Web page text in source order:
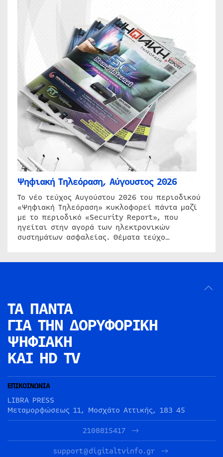
Ψηφιακή Τηλεόραση, Αύγουστος 2026
Το νέο τεύχος Αυγούστου 2026 του περιοδικού
«Ψηφιακή Τηλεόραση» κυκλοφορεί πάντα μαζί
με το περιοδικό «Security Report», που
ηγείται στην αγορά των ηλεκτρονικών
συστημάτων ασφαλείας. Θέματα τεύχο…
ΤΑ ΠΑΝΤΑ
ΓΙΑ ΤΗΝ ΔΟΡΥΦΟΡΙΚΗ
ΨΗΦΙΑΚΗ
ΚΑΙ HD TV
ΕΠΙΚΟΙΝΩΝΙΑ
LIBRA PRESS
Μεταμορφώσεως 11, Μοσχάτο Αττικής, 183 45
2108815417
support@digitaltvinfo.gr